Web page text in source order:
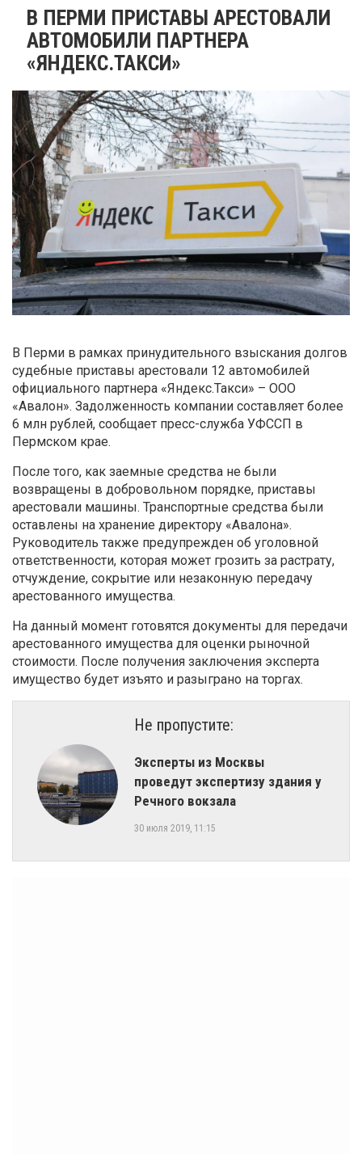
В ПЕРМИ ПРИСТАВЫ АРЕСТОВАЛИ
АВТОМОБИЛИ ПАРТНЕРА
«ЯНДЕКС.ТАКСИ»
В Перми в рамках принудительного взыскания долгов
судебные приставы арестовали 12 автомобилей
официального партнера «Яндекс.Такси» – ООО
«Авалон». Задолженность компании составляет более
6 млн рублей, сообщает пресс-служба УФССП в
Пермском крае.
После того, как заемные средства не были
возвращены в добровольном порядке, приставы
арестовали машины. Транспортные средства были
оставлены на хранение директору «Авалона».
Руководитель также предупрежден об уголовной
ответственности, которая может грозить за растрату,
отчуждение, сокрытие или незаконную передачу
арестованного имущества.
На данный момент готовятся документы для передачи
арестованного имущества для оценки рыночной
стоимости. После получения заключения эксперта
имущество будет изъято и разыграно на торгах.
Не пропустите:
Эксперты из Москвы
проведут экспертизу здания у
Речного вокзала
30 июля 2019, 11:15